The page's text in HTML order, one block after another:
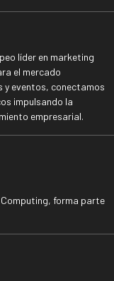
líder en marketing
el mercado
eventos, conectamos
impulsando la
empresarial.
forma parte